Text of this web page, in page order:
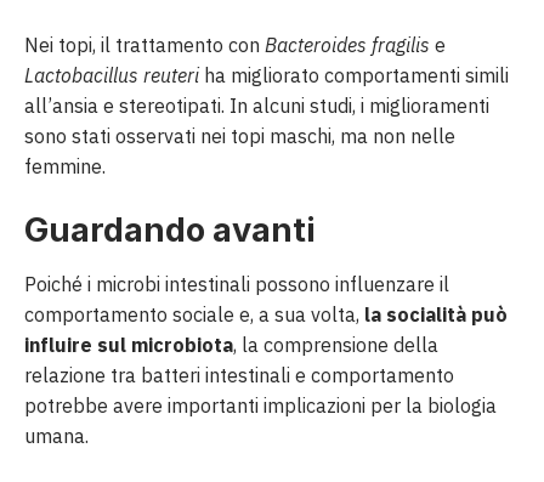
Nei topi, il trattamento con Bacteroides fragilis e
Lactobacillus reuteriha migliorato comportamenti simili
all’ansia e stereotipati. In alcuni studi, i miglioramenti
sono stati osservati nei topi maschi, ma non nelle
femmine.
Guardando avanti
Poiché i microbi intestinali possono influenzare il
comportamento sociale e, a sua volta, la socialità può
influire sul microbiota, la comprensione della
relazione tra batteri intestinali e comportamento
potrebbe avere importanti implicazioni per la biologia
umana.